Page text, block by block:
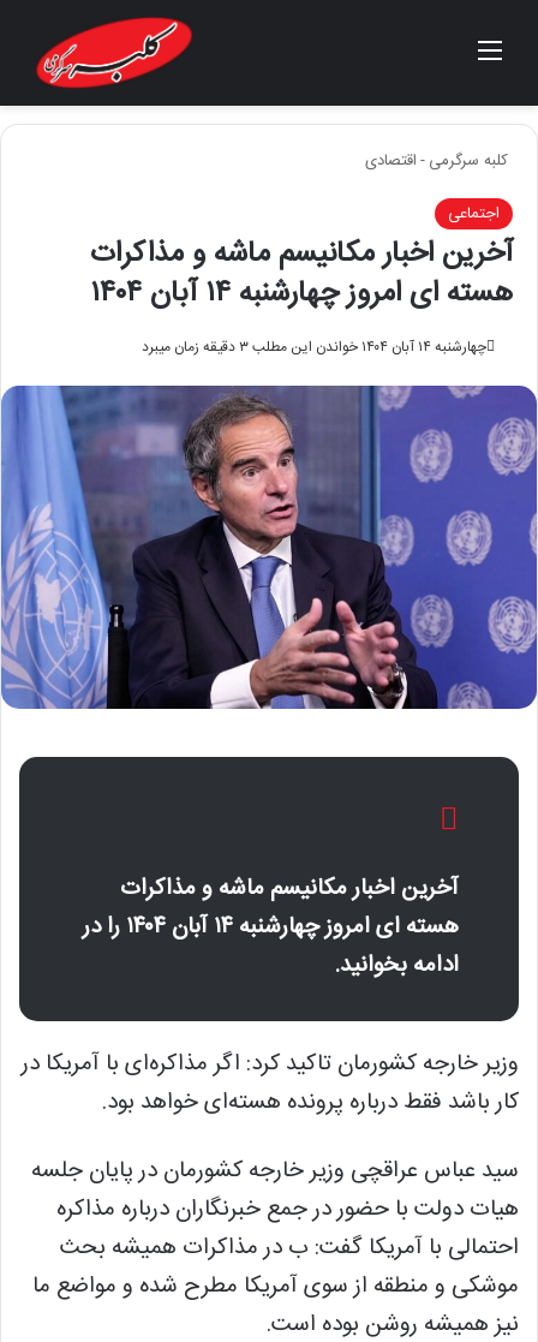
منو
کلبه سرگرمی-اقتصادی
اجتماعی
آخرین اخبار مکانیسم ماشه و مذاکرات
هسته ای امروز چهارشنبه ۱۴ آبان ۱۴۰۴
چهارشنبه ۱۴ آبان ۱۴۰۴ خواندن این مطلب ۳ دقیقه زمان میبرد
آخرین اخبار مکانیسم ماشه و مذاکرات
هسته ای امروز چهارشنبه ۱۴ آبان ۱۴۰۴ را در
ادامه بخوانید.
وزیر خارجه کشورمان تاکید کرد: اگر مذاکره‌ای با آمریکا در
کار باشد فقط درباره پرونده هسته‌ای خواهد بود.
سید عباس عراقچی وزیر خارجه کشورمان در پایان جلسه
هیات دولت با حضور در جمع خبرنگاران درباره مذاکره
احتمالی با آمریکا گفت: ب در مذاکرات همیشه بحث
موشکی و منطقه از سوی آمریکا مطرح شده و مواضع ما
نیز همیشه روشن بوده است.